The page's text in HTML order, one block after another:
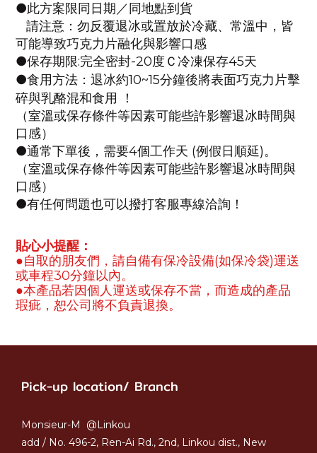
●此方案限同日期／同地點到貨
請注意：勿反覆退冰或置放於冷藏、常溫中，皆
可能導致巧克力片融化與影響口感
●保存期限:完全密封-20度Ｃ冷凍保存45天
●食用方法：退冰約10~15分鐘後將表面巧克力片擊
碎與乳酪混和食用
！
（室溫或保存條件等因素可能些許影響退冰時間與
口感）
●通常下單後，需要4個工作天 (例假日順延)。
（室溫或保存條件等因素可能些許影響退冰時間與
口感）
●有任何問題也可以撥打客服專線洽詢！
貼心小提醒：
●自取的朋友們，請自備有保冷設備(如保冷袋)運送
或車程30分鐘以內。
●本產品若因個人運送或保存不當，而造成的產品
瑕疵，恕公司將不負責退換。
Pick-up location/ Branch
Monsieur-M @Linkou
add / No. 496-2, Ren-Ai Rd., 2nd, Linkou dist., New